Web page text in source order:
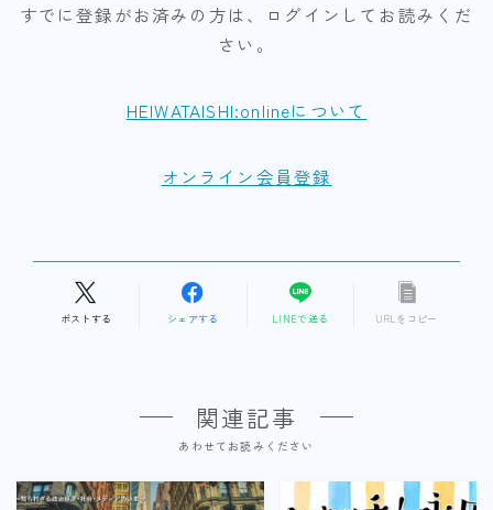
すでに登録がお済みの方は、ログインしてお読みくだ
さい。
HEIWATAISHI:onlineについて
オンライン会員登録
ポストする シェアする LINEで送る URLをコピー
関連記事
あわせてお読みください